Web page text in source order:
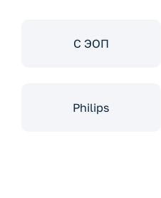
развернуть категорию
С ЭОП
Philips